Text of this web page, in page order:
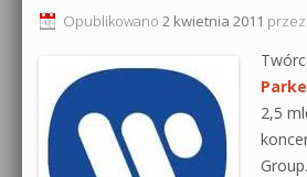
Opublikowano 2 kwietnia 2011 przez
2,5